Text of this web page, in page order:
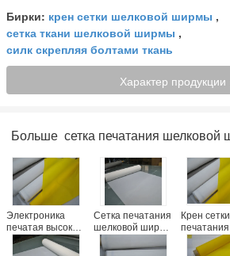
Бирки: крен сетки шелковой ширмы ,
сетка ткани шелковой ширмы ,
силк скрепляя болтами ткань
Характер продукции
Больше сетка печатания
Электроника
печатая высокую
растяжимую
скрепляя
Сетка печатания
шелковой ширмы
100 микронов
для точности
Крен сетки
печатания
экрана
шелк 87